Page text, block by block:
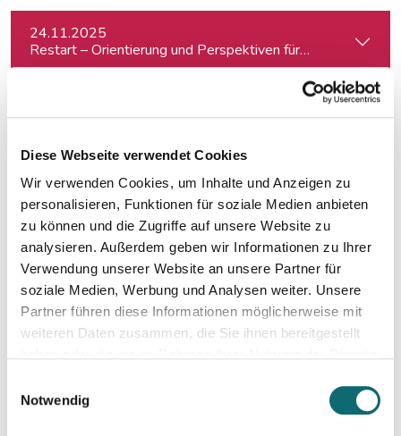
Diese Webseite verwendet Cookies
Wir verwenden Cookies, um Inhalte und Anzeigen zu
personalisieren, Funktionen für soziale Medien anbieten
zu können und die Zugriffe auf unsere Website zu
analysieren. Außerdem geben wir Informationen zu Ihrer
Verwendung unserer Website an unsere Partner für
soziale Medien, Werbung und Analysen weiter. Unsere
Partner führen diese Informationen möglicherweise mit
weiteren Daten zusammen, die Sie ihnen bereitgestellt
Notwendig
24.11.2025
Restart – Orientierung und Perspektiven für Medienprofis
11.12.2025
Kreativ mit Canva – Advanced
18.02.2026
Interviewtraining für Journalist:innen
23.03.2026
Ihr Social-Media-Auftritt mit Canva: Designs, die begeistern